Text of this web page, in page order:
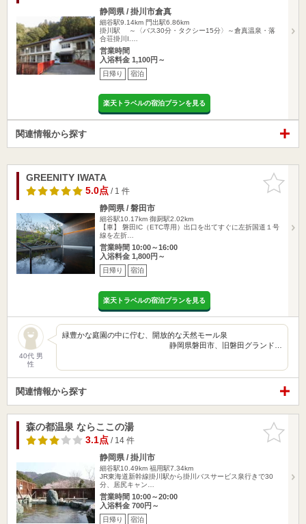
静岡県 / 掛川市倉真
細谷駅9.14km 門出駅6.86km
掛川駅 ～〈バス30分・タクシー15分〉～倉真温泉・落
合荘掛川I.…
営業時間
入浴料金 1,100円～
日帰り 宿泊
楽天トラベルの宿泊プランを見る
関連情報から探す
お気に入
りに追加
GREENITY IWATA
5.0点/ 1 件
静岡県 / 磐田市
細谷駅10.17km 御厨駅2.02km
【車】 磐田IC（ETC専用）出口を出てすぐに左折国道１号
線を左折…
営業時間 10:00～16:00
入浴料金 1,800円～
日帰り 宿泊
楽天トラベルの宿泊プランを見る
40代 男
性
緑豊かな庭園の中に佇む、開放的な天然モール泉
静岡県磐田市、旧磐田グランド…
関連情報から探す
お気に入
りに追加
森の都温泉 ならここの湯
3.1点/ 14 件
静岡県 / 掛川市
細谷駅10.49km 福用駅7.34km
JR東海道新幹線掛川駅から掛川バスサービス泉行きで30
分、居尻キャン…
営業時間 10:00～20:00
入浴料金 700円～
日帰り 宿泊